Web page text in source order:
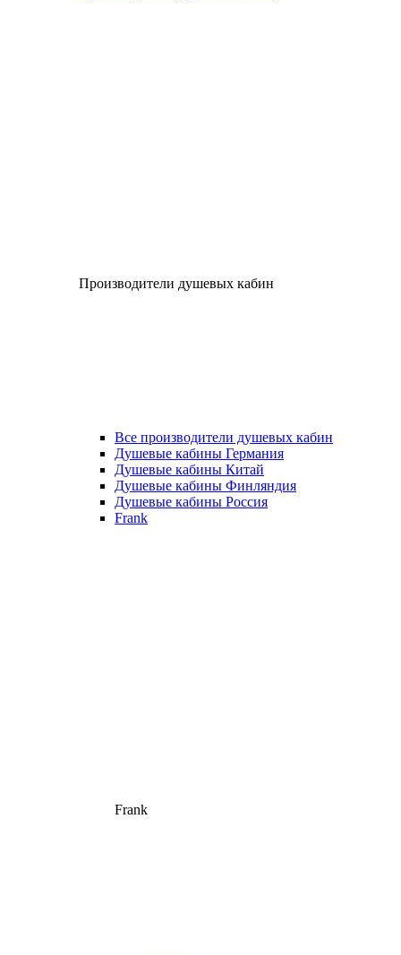
Производители душевых кабин
Все производители душевых кабин
Душевые кабины Германия
Душевые кабины Китай
Душевые кабины Финляндия
Душевые кабины Россия
Frank
Frank